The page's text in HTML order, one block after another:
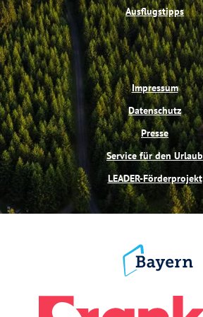
Ausflugstipps
Impressum
Datenschutz
Presse
Service für den Urlaub
LEADER-Förderprojekt